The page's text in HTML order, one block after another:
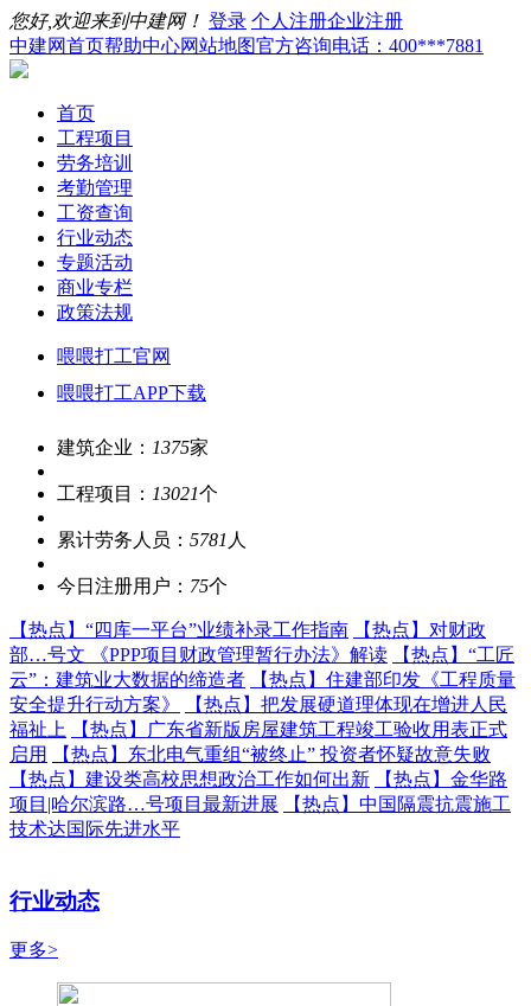
您好,欢迎来到中建网！ 登录 个人注册企业注册
中建网首页帮助中心网站地图官方咨询电话：400***7881
首页
工程项目
劳务培训
考勤管理
工资查询
行业动态
专题活动
商业专栏
政策法规
喂喂打工官网
喂喂打工APP下载
建筑企业： 1375家
工程项目： 13021个
累计劳务人员： 5781 人
今日注册用户： 75个
【热点】 “四库一平台”业绩补录工作指南 【热点】 对财政
部…号文 《PPP项目财政管理暂行办法》解读
【热点】 “工匠
云”：建筑业大数据的缔造者
【热点】 住建部印发《工程质量
安全提升行动方案》
【热点】 把发展硬道理体现在增进人民
福祉上
【热点】
广东省新版房屋建筑工程竣工验收用表正式
启用
【热点】 东北电气重组“被终止” 投资者怀疑故意失败
【热点】 建设类高校思想政治工作如何出新 【热点】 金华路
项目|哈尔滨路…号项目最新进展
【热点】 中国隔震抗震施工
技术达国际先进水平
行业动态
更多>